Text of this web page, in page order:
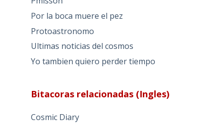
Por la boca muere el pez
Protoastronomo
Ultimas noticias del cosmos
Yo tambien quiero perder tiempo
Bitacoras relacionadas (Ingles)
Cosmic Diary